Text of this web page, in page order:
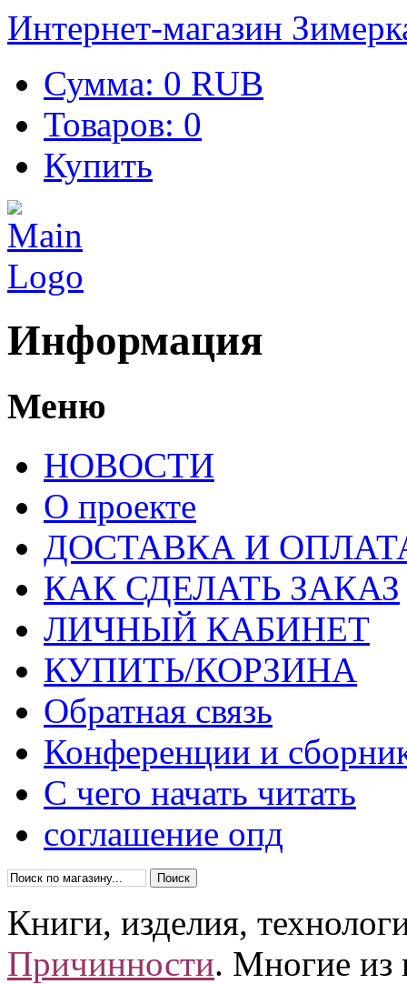
Интернет-магазин
Сумма: 0 RUB
Товаров: 0
Купить
Информация
Меню
НОВОСТИ
О проекте
ДОСТАВКА И
КАК СДЕЛАТЬ ЗАКАЗ
ЛИЧНЫЙ КАБИНЕТ
КУПИТЬ/КОРЗИНА
Обратная связь
Конференции и
С чего начать читать
соглашение опд
Книги, изделия,
Причинности. Многие из